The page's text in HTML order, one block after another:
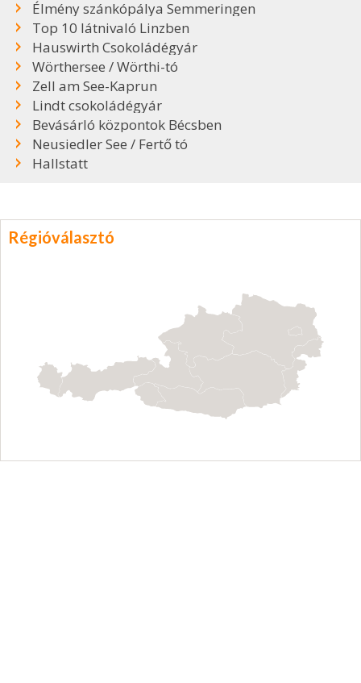
Élmény szánkópálya Semmeringen
Top 10 látnivaló Linzben
Hauswirth Csokoládégyár
Wörthersee / Wörthi-tó
Zell am See-Kaprun
Lindt csokoládégyár
Bevásárló központok Bécsben
Neusiedler See / Fertő tó
Hallstatt
Régióválasztó